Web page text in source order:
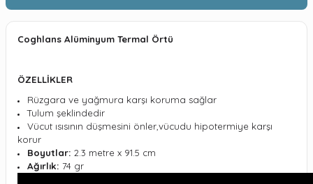
Coghlans Alüminyum Termal Örtü
ÖZELLİKLER
Rüzgara ve yağmura karşı koruma sağlar
Tulum şeklindedir
Vücut ısısının düşmesini önler,vücudu hipotermiye karşı
korur
Boyutlar: 2.3 metre x 91.5 cm
Ağırlık:74 gr